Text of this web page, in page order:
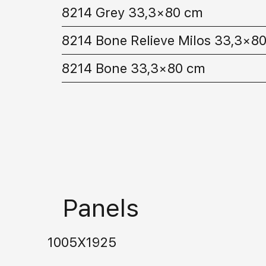
8214 Grey 33,3×80 cm
8214 Bone Relieve Milos
8214 Bone 33,3×80 cm
Panels
1005X1925